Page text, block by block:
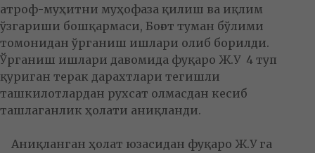
атроф-муҳитни муҳофаза қилиш ва иқлим
ўзгариши бошқармаси, Боғот туман бўлими
томонидан ўрганиш ишлари олиб борилди.
Ўрганиш ишлари давомида фуқаро Ж.У 4 туп
қуриган терак дарахтлари тегишли
ташкилотлардан рухсат олмасдан кесиб
ташлаганлик ҳолати аниқланди.
Аниқланган ҳолат юзасидан фуқаро Ж.У га